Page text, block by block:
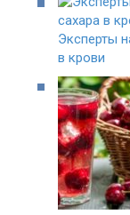
Эксперты
в крови